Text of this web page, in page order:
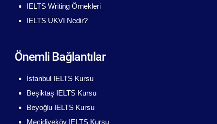
IELTS Writing Örnekleri
IELTS UKVI Nedir?
Önemli Bağlantılar
İstanbul IELTS Kursu
Beşiktaş IELTS Kursu
Beyoğlu IELTS Kursu
Mecidiyeköy IELTS Kursu